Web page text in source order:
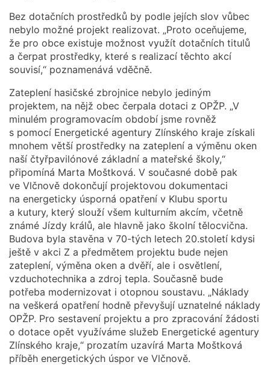
Bez dotačních prostředků by podle jejích slov vůbec
nebylo možné projekt realizovat. „Proto oceňujeme,
že pro obce existuje možnost využít dotačních titulů
a čerpat prostředky, které s realizací těchto akcí
souvisí,“ poznamenává vděčně.
Zateplení hasičské zbrojnice nebylo jediným
projektem, na nějž obec čerpala dotaci z OPŽP. „V
minulém programovacím období jsme rovněž
s pomocí Energetické agentury Zlínského kraje získali
mnohem větší prostředky na zateplení a výměnu oken
naší čtyřpavilónové základní a mateřské školy,“
připomíná Marta Moštková. V současné době pak
ve Vlčnově dokončují projektovou dokumentaci
na energeticky úsporná opatření v Klubu sportu
a kutury, který slouží všem kulturním akcím, včetně
známé Jízdy králů, ale hlavně jako školní tělocvična.
Budova byla stavěna v 70-tých letech 20.století kdysi
ještě v akci Z a předmětem projektu bude nejen
zateplení, výměna oken a dvěří, ale i osvětlení,
vzduchotechnika a zdroj tepla. Současně bude
potřeba modernizovat i otopnou soustavu. „Náklady
na veškerá opatření hodně převyšují uznatelné náklady
OPŽP. Pro sestavení projektu a pro zpracování žádosti
o dotace opět využíváme služeb Energetické agentury
Zlínského kraje,“ prozatím uzavírá Marta Moštková
příběh energetických úspor ve Vlčnově.